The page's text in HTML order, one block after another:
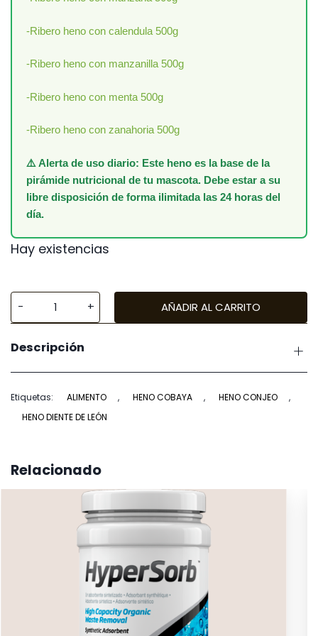
-Ribero heno con calendula 500g
-Ribero heno con manzanilla 500g
-Ribero heno con menta 500g
-Ribero heno con zanahoria 500g
⚠️ Alerta de uso diario: Este heno es la base de la
pirámide nutricional de tu mascota. Debe estar a su
libre disposición de forma ilimitada las 24 horas del
día.
Hay existencias
con
Diente
León
cantidad
AÑADIR AL CARRITO
Descripción
Etiquetas: ALIMENTO , HENO COBAYA , HENO CONJEO
,
HENO DIENTE DE LEÓN
Relacionado